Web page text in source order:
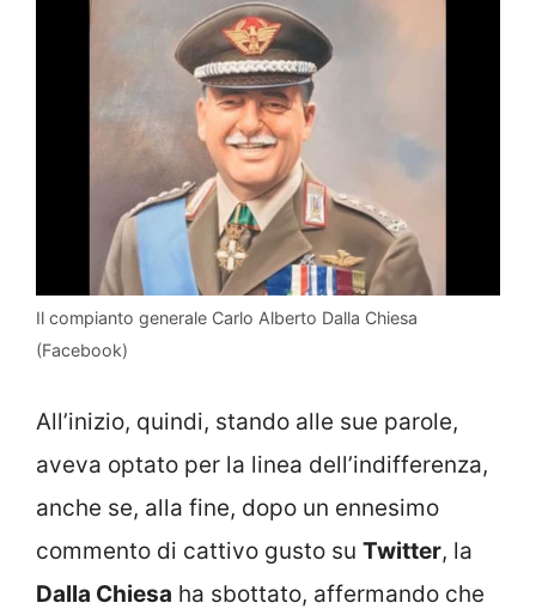
Il compianto generale Carlo Alberto Dalla Chiesa
(Facebook)
All’inizio, quindi, stando alle sue parole,
aveva optato per la linea dell’indifferenza,
anche se, alla fine, dopo un ennesimo
commento di cattivo gusto su Twitter, la
Dalla Chiesa ha sbottato, affermando che